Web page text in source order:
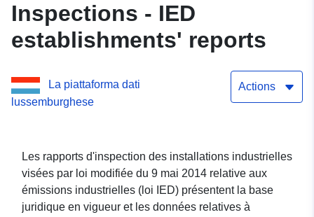
Inspections - IED
establishments' reports
La piattaforma dati
lussemburghese
Actions
Les rapports d'inspection des installations industrielles
visées par loi modifiée du 9 mai 2014 relative aux
émissions industrielles (loi IED) présentent la base
juridique en vigueur et les données relatives à